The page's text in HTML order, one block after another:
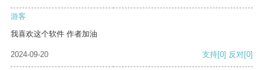
游客
我喜欢这个软件 作者加油
2024-09-20 支持[0] 反对[0]